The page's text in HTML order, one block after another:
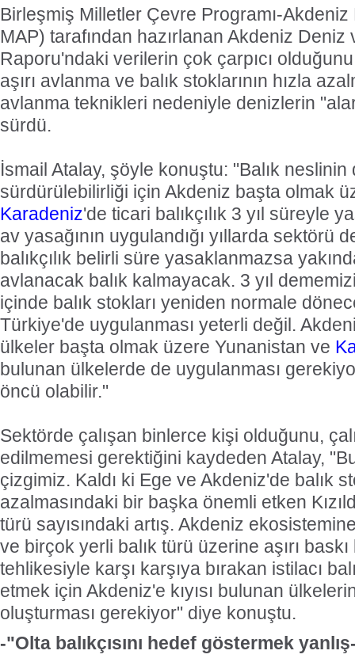
Birleşmiş Milletler Çevre Programı-Akdeniz
MAP) tarafından hazırlanan Akdeniz Deniz
Raporu'ndaki verilerin çok çarpıcı
aşırı avlanma ve balık stoklarının hızla
avlanma teknikleri nedeniyle denizlerin
sürdü.
İsmail Atalay, şöyle konuştu: "Balık neslinin
sürdürülebilirliği için Akdeniz başta olmak
Karadeniz'de ticari balıkçılık 3 yıl süreyle
av yasağının uygulandığı yıllarda sektörü
balıkçılık belirli süre yasaklanmazsa
avlanacak balık kalmayacak. 3 yıl
içinde balık stokları yeniden normale
Türkiye'de uygulanması yeterli değil.
ülkeler başta olmak üzere Yunanistan ve
bulunan ülkelerde de uygulanması
öncü olabilir."
Sektörde çalışan binlerce kişi olduğunu,
edilmemesi gerektiğini kaydeden Atalay, "Bu
çizgimiz. Kaldı ki Ege ve Akdeniz'de balık
azalmasındaki bir başka önemli etken
türü sayısındaki artış. Akdeniz
ve birçok yerli balık türü üzerine aşırı
tehlikesiyle karşı karşıya bırakan istilacı
etmek için Akdeniz'e kıyısı bulunan
oluşturması gerekiyor" diye konuştu.
-"Olta balıkçısını hedef göstermek